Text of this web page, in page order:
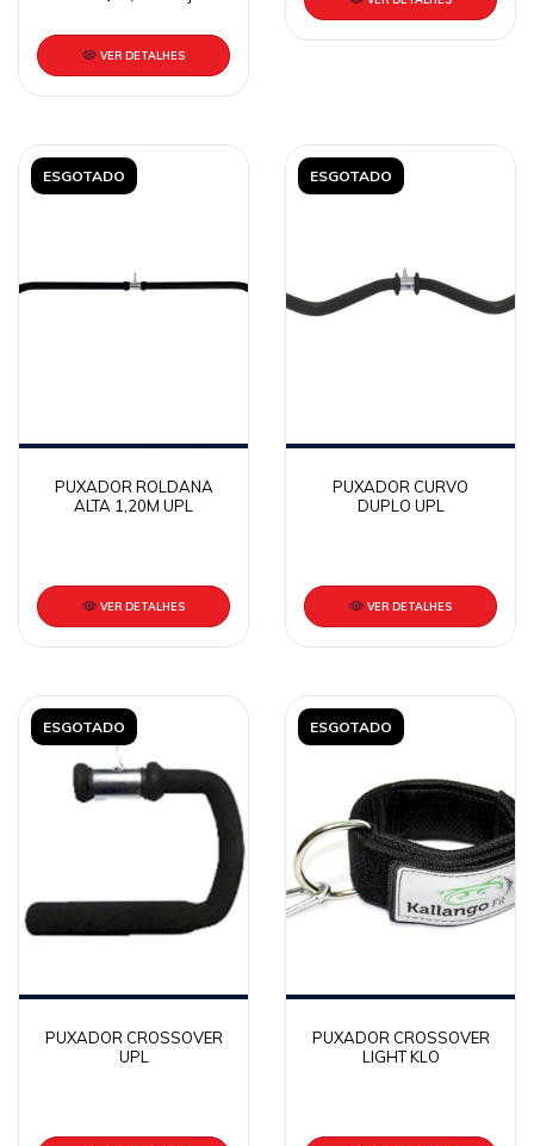
VER DETALHES
ESGOTADO
PUXADOR ROLDANA
ALTA 1,20M UPL
VER DETALHES
ESGOTADO
PUXADOR CURVO
DUPLO UPL
VER DETALHES
ESGOTADO
PUXADOR CROSSOVER
UPL
ESGOTADO
PUXADOR CROSSOVER
LIGHT KLO